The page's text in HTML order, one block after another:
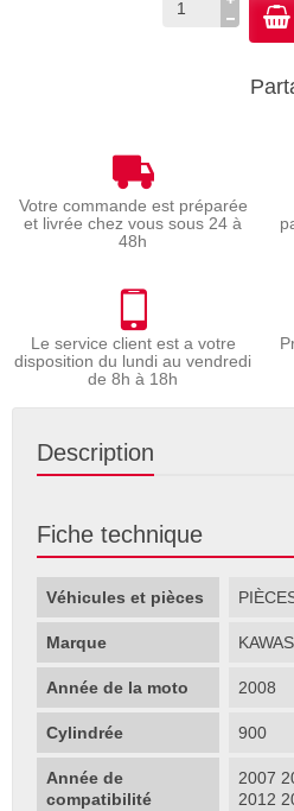
Votre commande est préparée
et livrée chez vous sous 24 à
48h
Le service client est a votre
disposition du lundi au vendredi
de 8h à 18h
Description
Fiche technique
Véhicules et pièces
Marque
Année de la moto 2008
Cylindrée 900
Année de
compatibilité
2007
2012